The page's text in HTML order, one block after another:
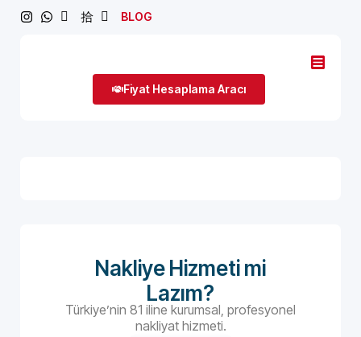
BLOG
Fiyat Hesaplama Aracı
Nakliye Hizmeti mi
Lazım?
Türkiye’nin 81 iline kurumsal, profesyonel
nakliyat hizmeti.